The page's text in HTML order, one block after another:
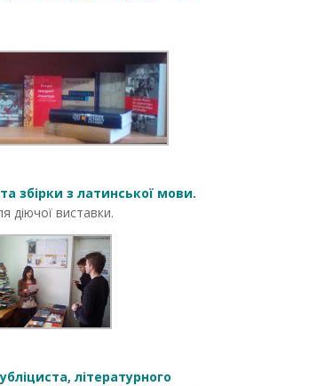
збірки з латинської мови.
діючої виставки.
літературного